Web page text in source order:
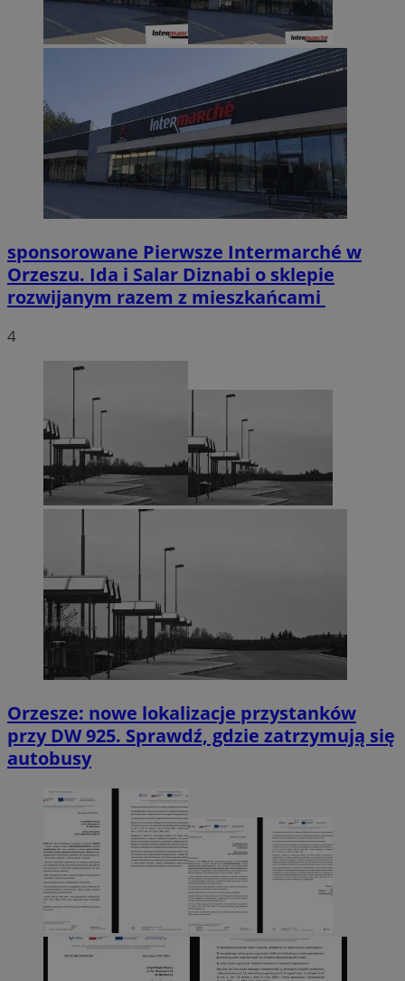
sponsorowane Pierwsze Intermarché w
Orzeszu. Ida i Salar Diznabi o sklepie
rozwijanym razem z mieszkańcami
4
Orzesze: nowe lokalizacje przystanków
przy DW 925. Sprawdź, gdzie zatrzymują się
autobusy